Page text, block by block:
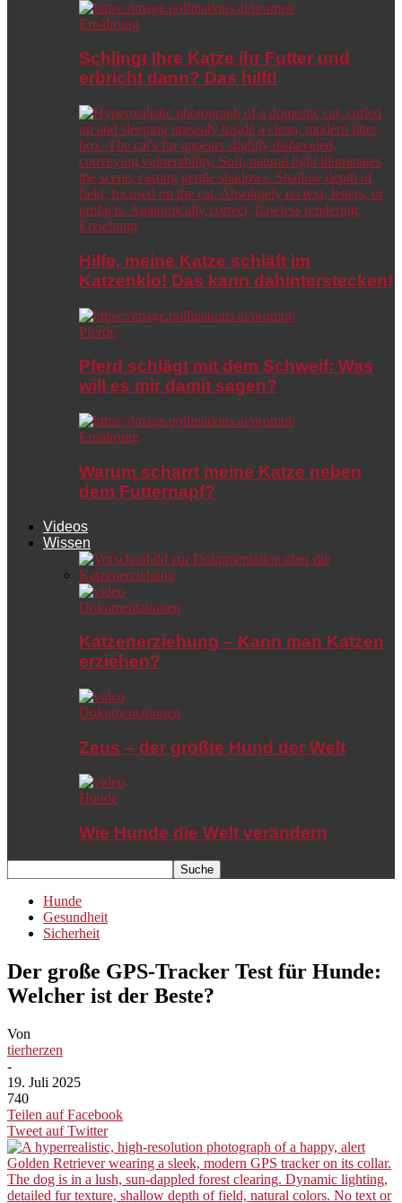
Ernährung
Schlingt Ihre Katze ihr Futter und
erbricht dann? Das hilft!
Erziehung
Hilfe, meine Katze schläft im
Katzenklo! Das kann dahinterstecken!
Pferde
Pferd schlägt mit dem Schweif: Was
will es mir damit sagen?
Ernährung
Warum scharrt meine Katze neben
dem Futternapf?
Videos
Wissen
Dokumentationen
Katzenerziehung – Kann man Katzen
erziehen?
Dokumentationen
Zeus – der größte Hund der Welt
Hunde
Wie Hunde die Welt verändern
Hunde
Gesundheit
Sicherheit
Der große GPS-Tracker Test für Hunde:
Welcher ist der Beste?
Von
tierherzen
-
19. Juli 2025
740
Teilen auf Facebook
Tweet auf Twitter